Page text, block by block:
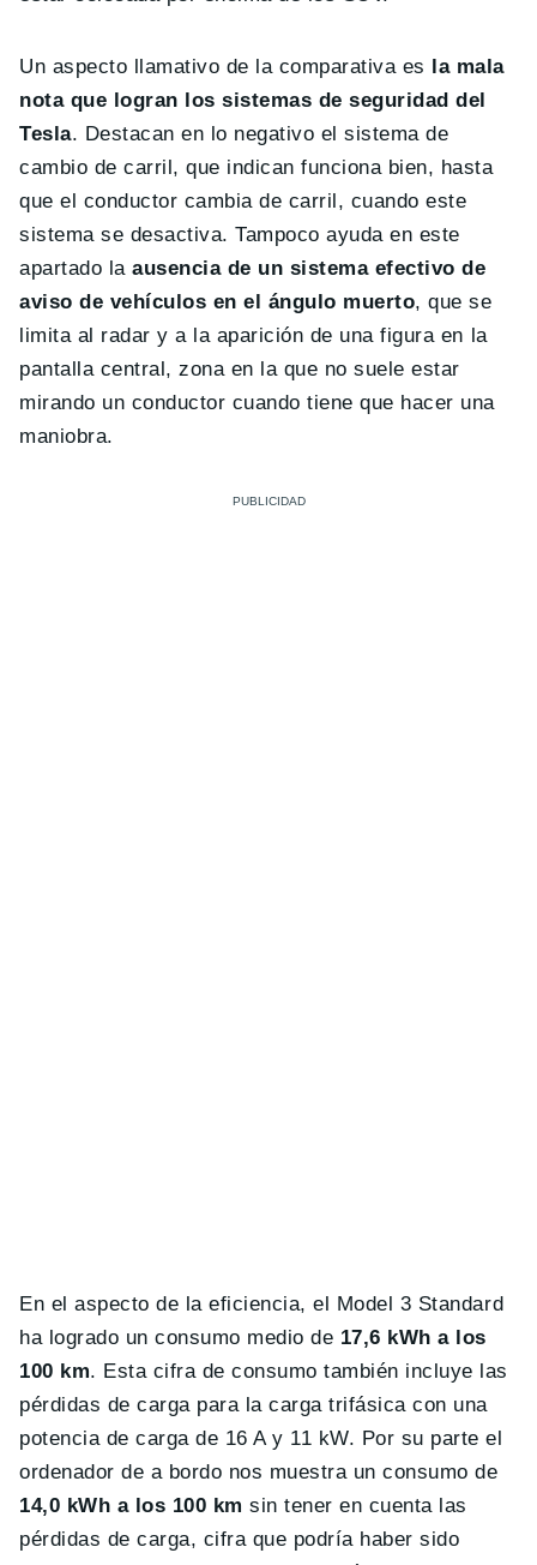
Un aspecto llamativo de la comparativa es la mala
nota que logran los sistemas de seguridad del
Tesla. Destacan en lo negativo el sistema de
cambio de carril, que indican funciona bien, hasta
que el conductor cambia de carril, cuando este
sistema se desactiva. Tampoco ayuda en este
apartado laausencia de un sistema efectivo de
aviso de vehículos en el ángulo muerto, que se
limita al radar y a la aparición de una figura en la
pantalla central, zona en la que no suele estar
mirando un conductor cuando tiene que hacer una
maniobra.
En el aspecto de la eficiencia, el Model 3 Standard
ha logrado un consumo medio de 17,6 kWh a los
100 km. Esta cifra de consumo también incluye las
pérdidas de carga para la carga trifásica con una
potencia de carga de 16 A y 11 kW. Por su parte el
ordenador de a bordo nos muestra un consumo de
14,0 kWh a los 100 km sin tener en cuenta las
pérdidas de carga, cifra que podría haber sido